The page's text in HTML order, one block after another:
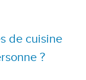
de cuisine
?